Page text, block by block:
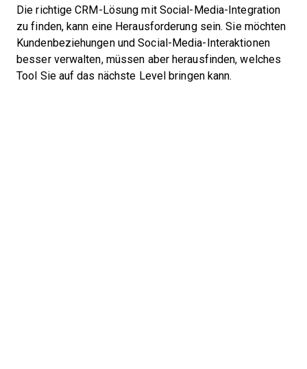
Die richtige CRM-Lösung mit Social-Media-Integration
zu finden, kann eine Herausforderung sein. Sie möchten
Kundenbeziehungen und Social-Media-Interaktionen
besser verwalten, müssen aber herausfinden, welches
Tool Sie auf das nächste Level bringen kann.